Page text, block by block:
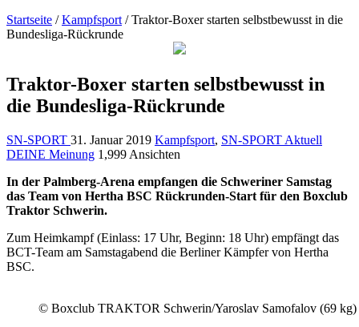
Startseite / Kampfsport / Traktor-Boxer starten selbstbewusst in die
Bundesliga-Rückrunde
Traktor-Boxer starten selbstbewusst in
die Bundesliga-Rückrunde
SN-SPORT 31. Januar 2019 Kampfsport, SN-SPORT Aktuell
DEINE Meinung 1,999 Ansichten
In der Palmberg-Arena empfangen die Schweriner Samstag
das Team von Hertha BSC Rückrunden-Start für den Boxclub
Traktor Schwerin.
Zum Heimkampf (Einlass: 17 Uhr, Beginn: 18 Uhr) empfängt das
BCT-Team am Samstagabend die Berliner Kämpfer von Hertha
BSC.
© Boxclub TRAKTOR Schwerin/Yaroslav Samofalov (69 kg)